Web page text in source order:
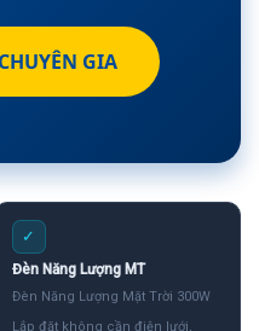
GIA
✓
Đèn Năng Lượng MT
Đèn Năng Lượng Mặt Trời 300W
Lắp đặt không cần điện lưới,